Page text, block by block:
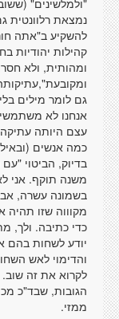
"ולמלשינים"
נמצאת רלוונטית
להשקיע ב"אתה
קהילות יהודיות
ומהותית, ולא
גם לומר מילים
אנחנו לא
עצם היותה
כמה אנשים
בדיוק, הביטוי
משנה תוקף. אני
בשמונה עשרה,
מקוווה שזו
כדי כתיבה. ולך,
יודע לשחות בהם
והדימוי לאש
לקרוא את זה שוב.
הגובות, שבד"כ
ממזי.